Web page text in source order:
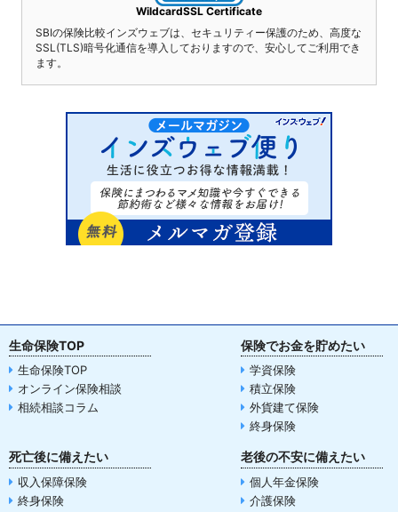
WildcardSSL Certificate
SBIの保険比較インズウェブは、セキュリティー保護のため、高度な
SSL(TLS)暗号化通信を導入しておりますので、安心してご利用でき
ます。
生命保険TOP
生命保険TOP
オンライン保険相談
相続相談コラム
保険でお金を貯めたい
学資保険
積立保険
外貨建て保険
終身保険
死亡後に備えたい
収入保障保険
終身保険
老後の不安に備えたい
個人年金保険
介護保険